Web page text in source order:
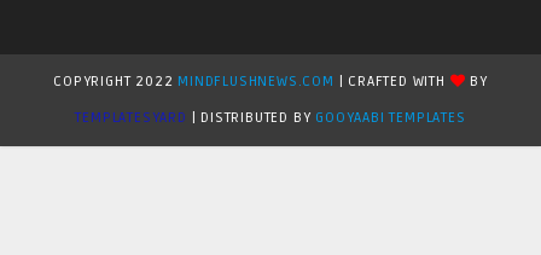
COPYRIGHT 2022 MINDFLUSHNEWS.COM | CRAFTED WITH
BY
TEMPLATESYARD
| DISTRIBUTED BY GOOYAABI TEMPLATES